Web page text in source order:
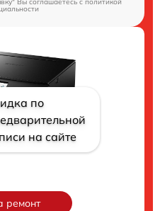
по
на сайте
ремонт